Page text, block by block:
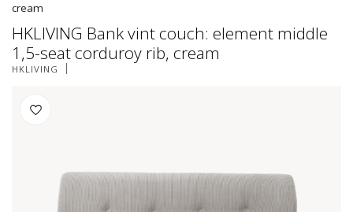
cream
HKLIVING Bank vint couch: element middle
1,5-seat corduroy rib, cream
HKLIVING